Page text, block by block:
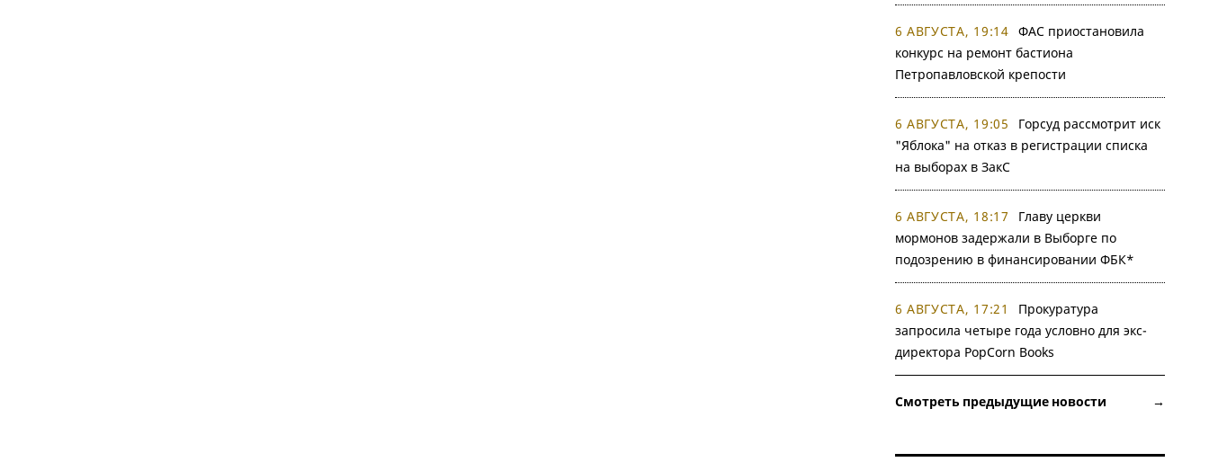
6 АВГУСТА, 19:14 ФАС приостановила
конкурс на ремонт бастиона
Петропавловской крепости
6 АВГУСТА, 19:05
Горсуд рассмотрит иск
"Яблока" на отказ в регистрации списка
на выборах в ЗакС
6 АВГУСТА, 18:17
Главу церкви
мормонов задержали в Выборге по
подозрению в финансировании ФБК*
6 АВГУСТА, 17:21
Прокуратура
запросила четыре года условно для экс-
директора PopCorn Books
Смотреть предыдущие новости →